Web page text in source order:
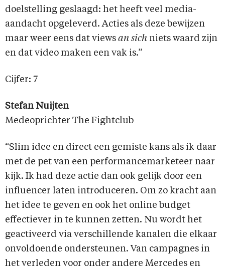
doelstelling geslaagd: het heeft veel media-
aandacht opgeleverd. Acties als deze bewijzen
maar weer eens dat views an sich niets waard zijn
en dat video maken een vak is.”
Cijfer: 7
Stefan Nuijten
Medeoprichter The Fightclub
“Slim idee en direct een gemiste kans als ik daar
met de pet van een performancemarketeer naar
kijk. Ik had deze actie dan ook gelijk door een
influencer laten introduceren. Om zo kracht aan
het idee te geven en ook het online budget
effectiever in te kunnen zetten. Nu wordt het
geactiveerd via verschillende kanalen die elkaar
onvoldoende ondersteunen. Van campagnes in
het verleden voor onder andere Mercedes en